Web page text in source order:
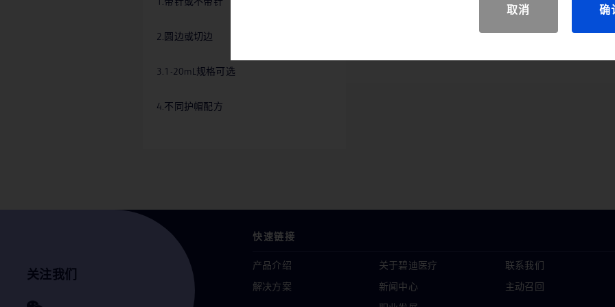
1.带针或不带针
2.圆边或切边
3.1-20mL规格可选
4.不同护帽配方
关注我们
快速链接
产品介绍
解决方案
关于碧迪医疗
新闻中心
联系我们
主动召回
取消 确